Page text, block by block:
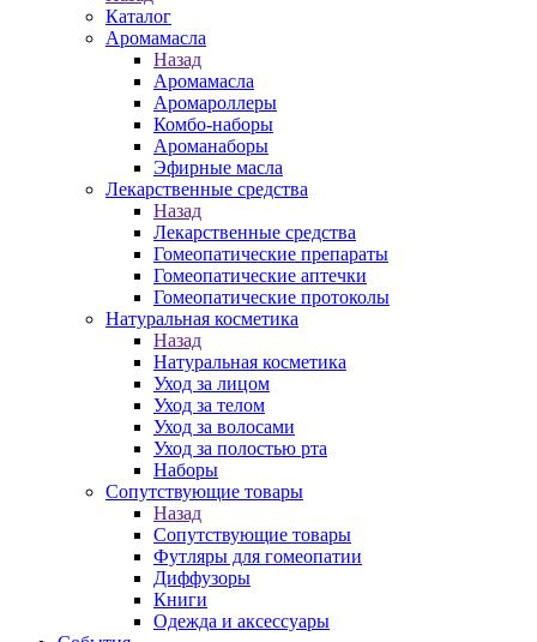
Каталог
Аромамасла
Назад
Аромамасла
Аромароллеры
Комбо-наборы
Ароманаборы
Эфирные масла
Лекарственные средства
Назад
Лекарственные средства
Гомеопатические препараты
Гомеопатические аптечки
Гомеопатические протоколы
Натуральная косметика
Назад
Натуральная косметика
Уход за лицом
Уход за телом
Уход за волосами
Уход за полостью рта
Наборы
Сопутствующие товары
Назад
Сопутствующие товары
Футляры для гомеопатии
Диффузоры
Книги
Одежда и аксессуары